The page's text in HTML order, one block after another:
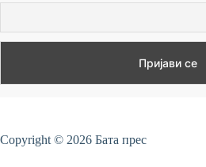
Copyright © 2026 Бата прес